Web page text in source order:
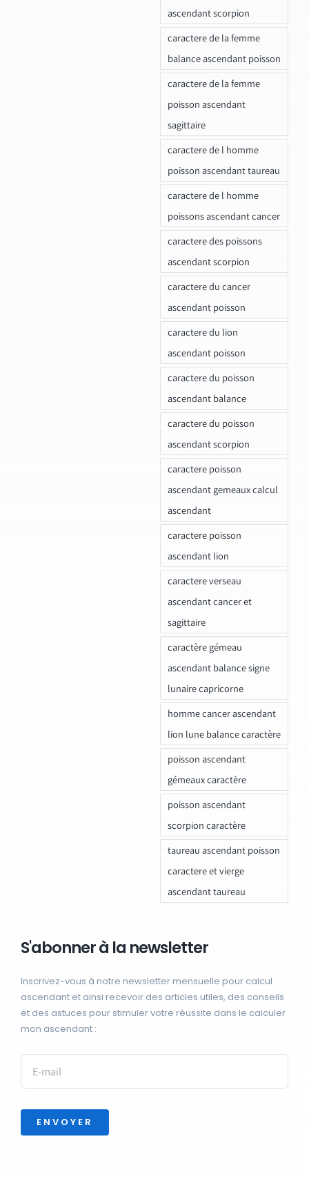
ascendant scorpion
caractere de la femme
balance ascendant poisson
caractere de la femme
poisson ascendant
sagittaire
caractere de l homme
poisson ascendant taureau
caractere de l homme
poissons ascendant cancer
caractere des poissons
ascendant scorpion
caractere du cancer
ascendant poisson
caractere du lion
ascendant poisson
caractere du poisson
ascendant balance
caractere du poisson
ascendant scorpion
caractere poisson
ascendant gemeaux calcul
ascendant
caractere poisson
ascendant lion
caractere verseau
ascendant cancer et
sagittaire
caractère gémeau
ascendant balance signe
lunaire capricorne
homme cancer ascendant
lion lune balance caractère
poisson ascendant
gémeaux caractère
poisson ascendant
scorpion caractère
taureau ascendant poisson
caractere et vierge
ascendant taureau
S'abonner à la newsletter
Inscrivez-vous à notre newsletter mensuelle pour calcul
ascendant et ainsi recevoir des articles utiles, des conseils
et des astuces pour stimuler votre réussite dans le calculer
mon ascendant :
ENVOYER